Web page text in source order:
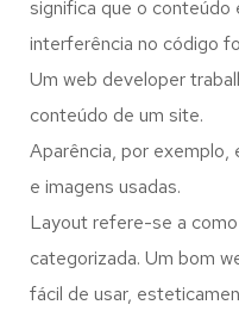
significa que o
interferência no código
Um web developer
conteúdo de um site.
Aparência, por exemplo,
e imagens usadas.
Layout refere-se a
categorizada. Um bom
fácil de usar,